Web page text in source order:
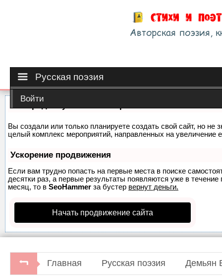
Русская поэзия
Войти
Вы создали или только планируете создать свой сайт, но не
целый комплекс мероприятий, направленных на увеличение
Ускорение продвижения
Если вам трудно попасть на первые места в поиске
десятки раз, а первые результаты появляются уже в
месяц, то в SeoHammer за бустер вернут деньги.
Начать продвижение сайта
Главная Русская поэзия Демьян